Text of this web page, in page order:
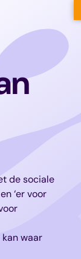
de sociale
‘er voor
waar